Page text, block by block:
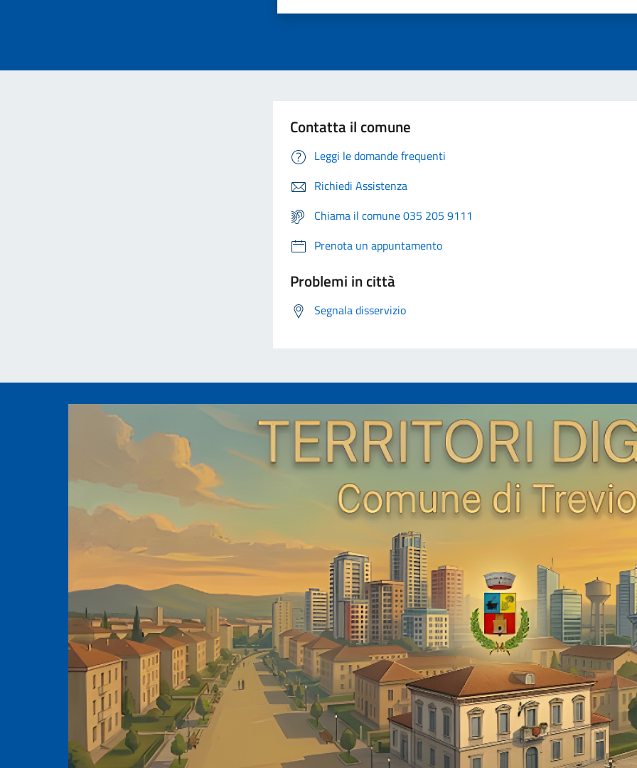
Contatta il comune
Leggi le domande frequenti
Richiedi Assistenza
Chiama il comune 035 205 9111
Prenota un appuntamento
Problemi in città
Segnala disservizio